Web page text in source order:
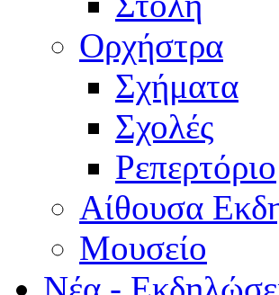
Ορχήστρα
Σχήματα
Σχολές
Ρεπερτόριο
Aίθουσα
Μουσείο